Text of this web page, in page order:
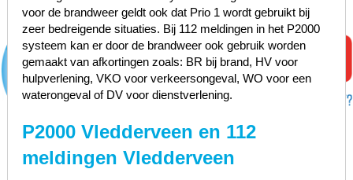
voor de brandweer geldt ook dat Prio 1 wordt gebruikt bij
zeer bedreigende situaties. Bij 112 meldingen in het P2000
systeem kan er door de brandweer ook gebruik worden
gemaakt van afkortingen zoals: BR bij brand, HV voor
hulpverlening, VKO voor verkeersongeval, WO voor een
waterongeval of DV voor dienstverlening.
P2000 Vledderveen en 112
meldingen Vledderveen